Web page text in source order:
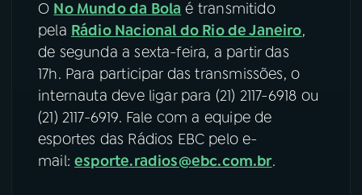
YouTube Facebook
Instagram X
TikTok
O No Mundo da Bola é transmitido
pela Rádio Nacional do Rio de Janeiro,
de segunda a sexta-feira, a partir das
17h. Para participar das transmissões, o
internauta deve ligar para (21) 2117-6918 ou
(21) 2117-6919. Fale com a equipe de
esportes das Rádios EBC pelo e-
mail:esporte.radios@ebc.com.br.